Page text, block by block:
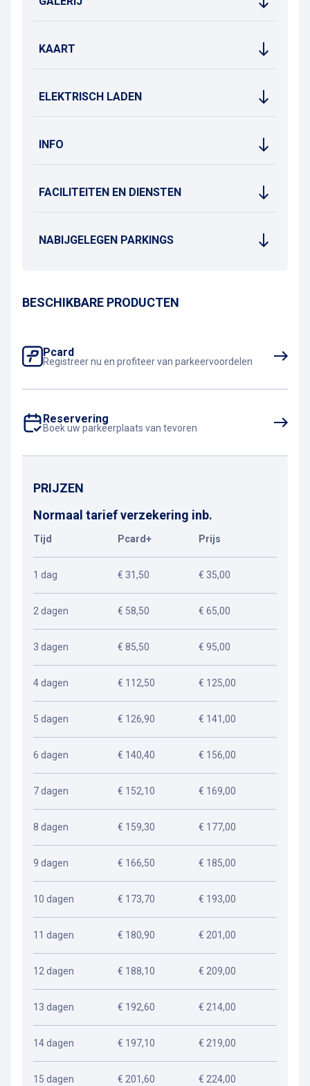
KAART
ELEKTRISCH LADEN
INFO
FACILITEITEN EN DIENSTEN
NABIJGELEGEN PARKINGS
BESCHIKBARE PRODUCTEN
Pcard
Registreer nu en profiteer van parkeervoordelen
Reservering
Boek uw parkeerplaats van tevoren
PRIJZEN
Normaal tarief verzekering inb.
Tijd Pcard+ Prijs
1 dag € 31,50 € 35,00
2 dagen € 58,50 € 65,00
3 dagen € 85,50 € 95,00
4 dagen € 112,50 € 125,00
5 dagen € 126,90 € 141,00
6 dagen € 140,40 € 156,00
7 dagen € 152,10 € 169,00
8 dagen € 159,30 € 177,00
9 dagen € 166,50 € 185,00
10 dagen € 173,70 € 193,00
11 dagen € 180,90 € 201,00
12 dagen € 188,10 € 209,00
13 dagen € 192,60 € 214,00
14 dagen € 197,10 € 219,00
15 dagen € 201,60 € 224,00